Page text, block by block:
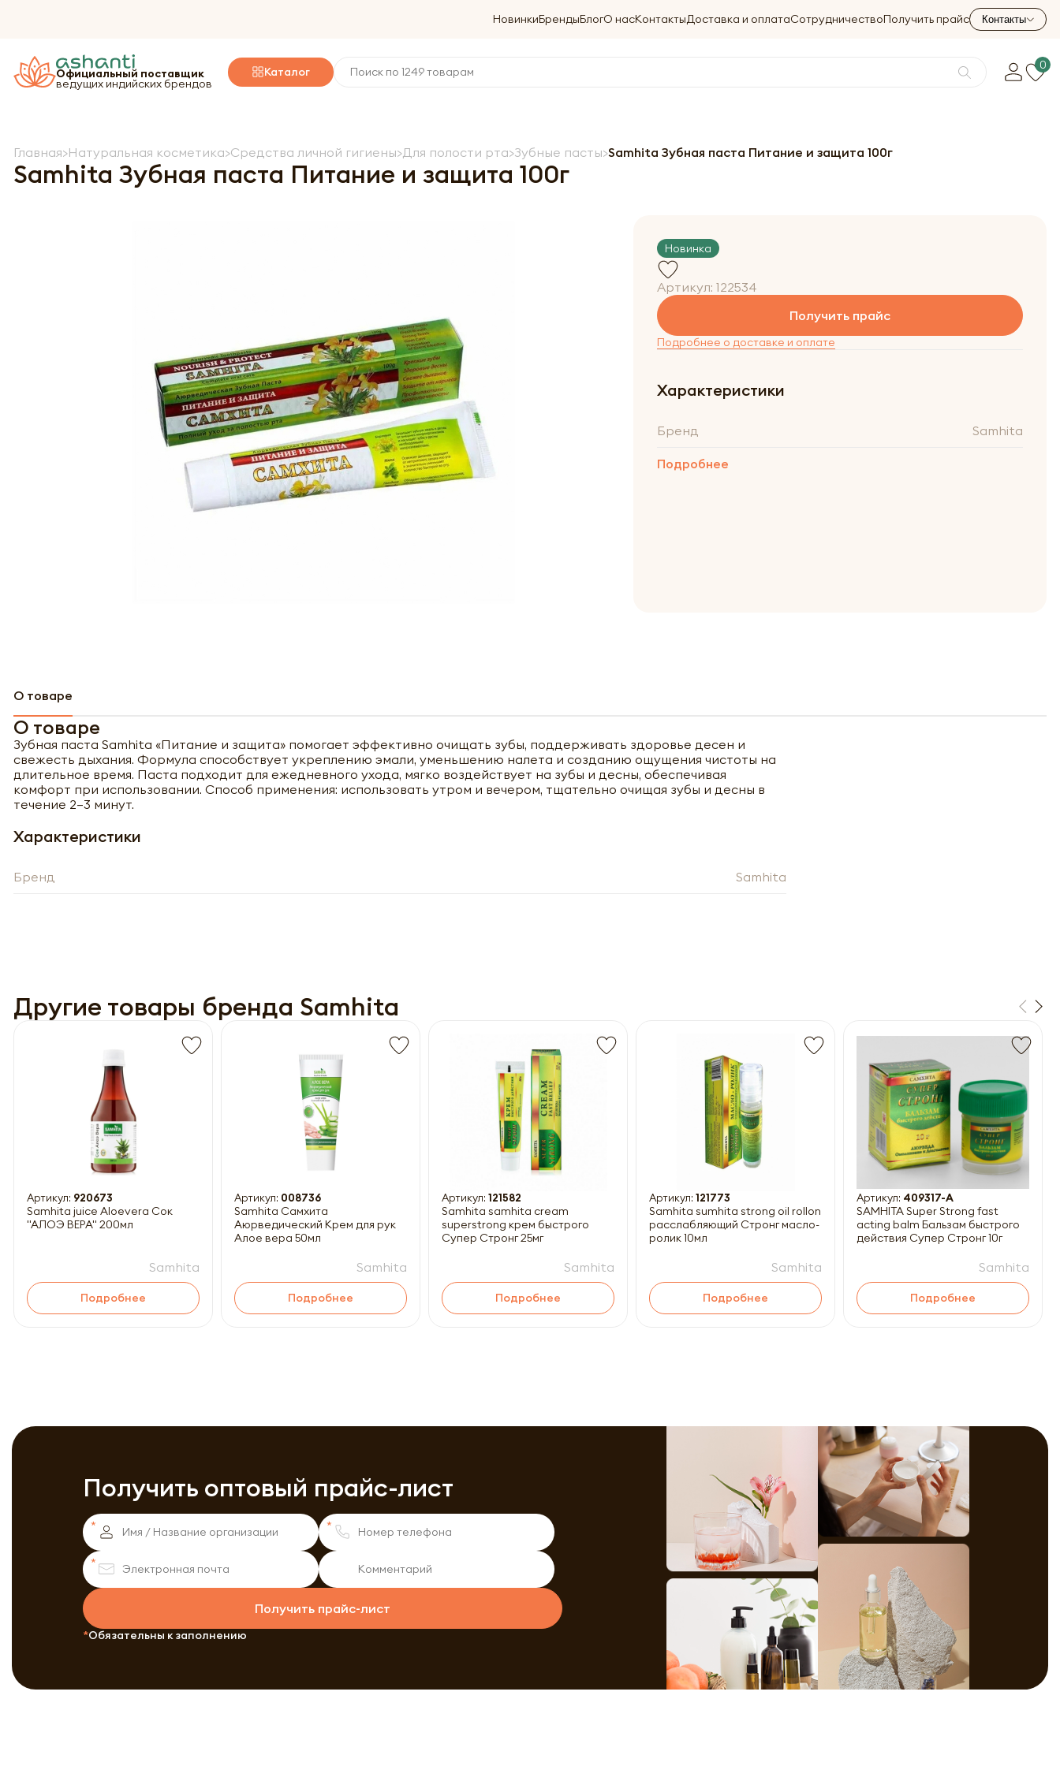
НовинкиБрендыБлогО насКонтактыДоставка и оплатаСотрудничествоПолучить прайс Контакты
Официальный поставщик
ведущих индийских брендов
Каталог 0
Главная Натуральная косметика Средства личной гигиены Для полости рта Зубные пасты Samhita Зубная паста Питание и защита 100г
Samhita Зубная паста Питание и защита 100г
Новинка
Артикул: 122534
Получить прайс
Подробнее о доставке и оплате
Характеристики
Бренд Samhita
Подробнее
О товаре
О товаре
Зубная паста Samhita «Питание и защита» помогает эффективно очищать зубы, поддерживать здоровье десен и
свежесть дыхания. Формула способствует укреплению эмали, уменьшению налета и созданию ощущения чистоты на
длительное время. Паста подходит для ежедневного ухода, мягко воздействует на зубы и десны, обеспечивая
комфорт при использовании. Способ применения: использовать утром и вечером, тщательно очищая зубы и десны в
течение 2–3 минут.
Характеристики
Бренд Samhita
Другие товары бренда Samhita
Артикул: 920673
Samhita juice Aloevera Сок
"АЛОЭ ВЕРА" 200мл
Samhita
Подробнее
Артикул: 008736
Samhita Самхита
Аюрведический Крем для рук
Алое вера 50мл
Samhita
Подробнее
Артикул: 121582
Samhita samhita cream
superstrong крем быстрого
Супер Стронг 25мг
Samhita
Подробнее
Артикул: 121773
Samhita sumhita strong oil rollon
расслабляющий Стронг масло-
ролик 10мл
Samhita
Подробнее
Артикул: 409317-А
SAMHITA Super Strong fast
acting balm Бальзам быстрого
действия Супер Стронг 10г
Samhita
Подробнее
Получить оптовый прайс-лист
Получить прайс-лист
Обязательны к заполнению
Получить прайс-лист
Обязательны к заполнению